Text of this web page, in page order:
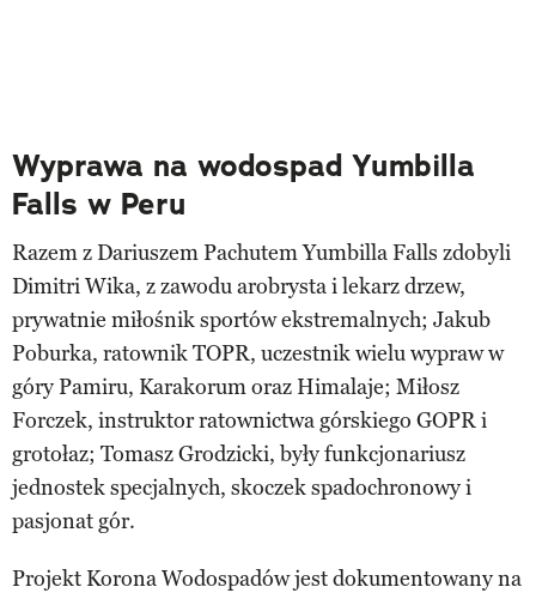
Wyprawa na wodospad Yumbilla
Falls w Peru
Razem z Dariuszem Pachutem Yumbilla Falls zdobyli
Dimitri Wika, z zawodu arobrysta i lekarz drzew,
prywatnie miłośnik sportów ekstremalnych; Jakub
Poburka, ratownik TOPR, uczestnik wielu wypraw w
góry Pamiru, Karakorum oraz Himalaje; Miłosz
Forczek, instruktor ratownictwa górskiego GOPR i
grotołaz; Tomasz Grodzicki, były funkcjonariusz
jednostek specjalnych, skoczek spadochronowy i
pasjonat gór.
Projekt Korona Wodospadów jest dokumentowany na